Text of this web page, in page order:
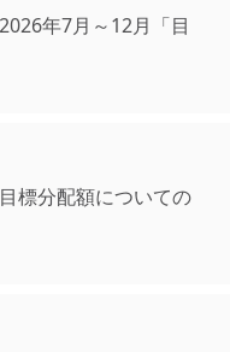
年7月～12月「目
標分配額についての